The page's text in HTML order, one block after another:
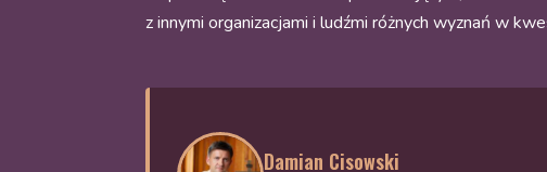
z innymi organizacjami i ludźmi różnych wyznań w
Damian Cisowski